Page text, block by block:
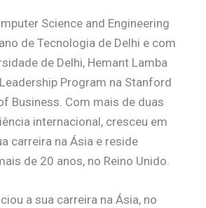
Science and Engineering
de Tecnologia de Delhi e com
de Delhi, Hemant Lamba
Program na Stanford
Business. Com mais de duas
internacional, cresceu em
carreira na Ásia e reside
de 20 anos, no Reino Unido.
a sua carreira na Ásia, no